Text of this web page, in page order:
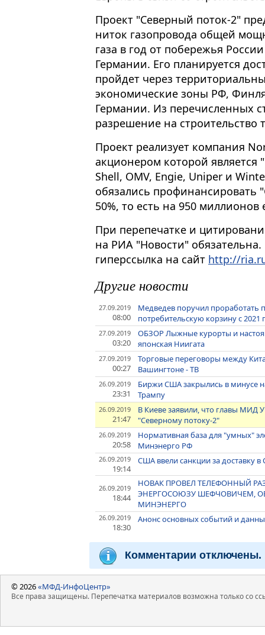
Проект "Северный поток-2"
ниток газопровода общей
газа в год от побережья
Германии. Его планируется
пройдет через
экономические зоны РФ,
Германии. Из перечисленных
разрешение на строительство
Проект реализует компания
акционером которой является
Shell, OMV, Engie, Uniper и
обязались профинансировать
50%, то есть на 950
При перепечатке и
на РИА "Новости"
гиперссылка на сайт http://
Другие новости
27.09.2019
08:00
Медведев поручил проработать
потребительскую корзину с 2021
27.09.2019
03:20
ОБЗОР Лыжные курорты и
японская Ниигата
27.09.2019
00:27
Торговые переговоры между
Вашингтоне - ТВ
26.09.2019
23:31
Биржи США закрылись в минусе
Трампу
26.09.2019
21:47
В Киеве заявили, что главы
"Северному потоку-2"
26.09.2019
20:58
Нормативная база для "умных"
Минэнерго РФ
26.09.2019
19:14
США ввели санкции за доставку
26.09.2019
18:44
НОВАК ПРОВЕЛ ТЕЛЕФОННЫЙ
ЭНЕРГОСОЮЗУ ШЕФЧОВИЧЕМ,
МИНЭНЕРГО
26.09.2019
18:30
Анонс основных событий и
Комментарии отключены.
© 2026«МФД-ИнфоЦентр»
Все права защищены. Перепечатка материалов возможна только со